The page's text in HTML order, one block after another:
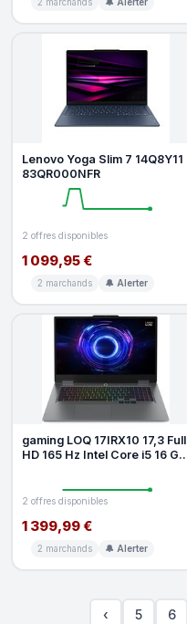
Lenovo Yoga Slim 7 14Q8Y11
83QR000NFR
2 offres disponibles
1 099,95 €
2 marchands 🔔 Alerter
gaming LOQ 17IRX10 17,3 Full
HD 165 Hz Intel Core i5 16 Go
2 offres disponibles
1 399,99 €
2 marchands 🔔 Alerter
‹ 5 6